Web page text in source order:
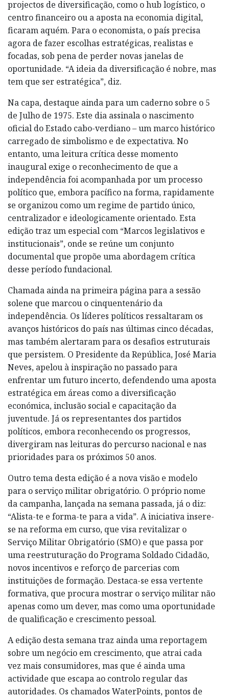
projectos de diversificação, como o hub logístico, o
centro financeiro ou a aposta na economia digital,
ficaram aquém. Para o economista, o país precisa
agora de fazer escolhas estratégicas, realistas e
focadas, sob pena de perder novas janelas de
oportunidade. “A ideia da diversificação é nobre, mas
tem que ser estratégica”, diz.
Na capa, destaque ainda para um caderno sobre o 5
de Julho de 1975. Este dia assinala o nascimento
oficial do Estado cabo-verdiano – um marco histórico
carregado de simbolismo e de expectativa. No
entanto, uma leitura crítica desse momento
inaugural exige o reconhecimento de que a
independência foi acompanhada por um processo
político que, embora pacífico na forma, rapidamente
se organizou como um regime de partido único,
centralizador e ideologicamente orientado. Esta
edição traz um especial com “Marcos legislativos e
institucionais”, onde se reúne um conjunto
documental que propõe uma abordagem crítica
desse período fundacional.
Chamada ainda na primeira página para a sessão
solene que marcou o cinquentenário da
independência. Os líderes políticos ressaltaram os
avanços históricos do país nas últimas cinco décadas,
mas também alertaram para os desafios estruturais
que persistem. O Presidente da República, José Maria
Neves, apelou à inspiração no passado para
enfrentar um futuro incerto, defendendo uma aposta
estratégica em áreas como a diversificação
económica, inclusão social e capacitação da
juventude. Já os representantes dos partidos
políticos, embora reconhecendo os progressos,
divergiram nas leituras do percurso nacional e nas
prioridades para os próximos 50 anos.
Outro tema desta edição é a nova visão e modelo
para o serviço militar obrigatório. O próprio nome
da campanha, lançada na semana passada, já o diz:
“Alista-te e forma-te para a vida”. A iniciativa insere-
se na reforma em curso, que visa revitalizar o
Serviço Militar Obrigatório (SMO) e que passa por
uma reestruturação do Programa Soldado Cidadão,
novos incentivos e reforço de parcerias com
instituições de formação. Destaca-se essa vertente
formativa, que procura mostrar o serviço militar não
apenas como um dever, mas como uma oportunidade
de qualificação e crescimento pessoal.
A edição desta semana traz ainda uma reportagem
sobre um negócio em crescimento, que atrai cada
vez mais consumidores, mas que é ainda uma
actividade que escapa ao controlo regular das
autoridades. Os chamados WaterPoints, pontos de